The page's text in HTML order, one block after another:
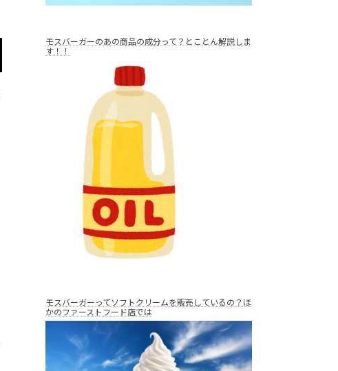
モスバーガーのあの商品の成分って？とことん解説しま
す！！
モスバーガーってソフトクリームを販売しているの？ほ
かのファーストフード店では